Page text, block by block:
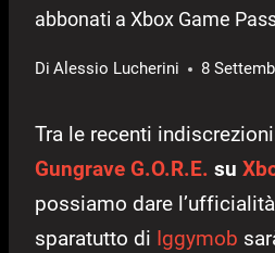
abbonati a Xbox Game
Di Alessio Lucherini 8
Tra le recenti
Gungrave G.O.R.E. su
possiamo dare
sparatutto di Iggymob